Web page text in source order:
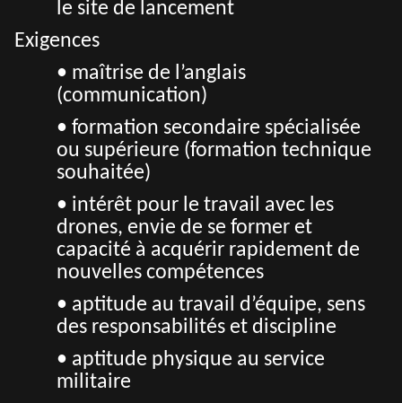
le site de lancement
Exigences
• maîtrise de l’anglais
(communication)
• formation secondaire spécialisée
ou supérieure (formation technique
souhaitée)
• intérêt pour le travail avec les
drones, envie de se former et
capacité à acquérir rapidement de
nouvelles compétences
• aptitude au travail d’équipe, sens
des responsabilités et discipline
• aptitude physique au service
militaire